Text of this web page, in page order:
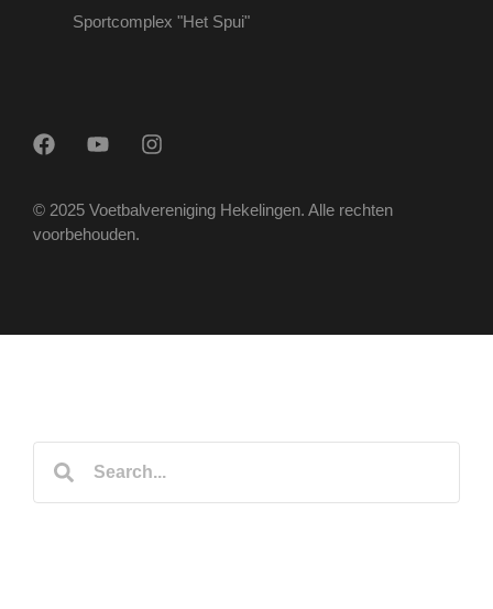
Sportcomplex "Het Spui"
© 2025 Voetbalvereniging Hekelingen. Alle rechten
voorbehouden.